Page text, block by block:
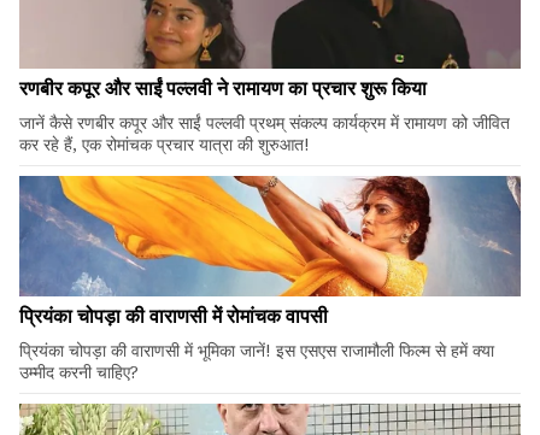
रणबीर कपूर और साईं पल्लवी ने रामायण का प्रचार शुरू किया
जानें कैसे रणबीर कपूर और साईं पल्लवी प्रथम् संकल्प कार्यक्रम में रामायण को जीवित
कर रहे हैं, एक रोमांचक प्रचार यात्रा की शुरुआत!
प्रियंका चोपड़ा की वाराणसी में रोमांचक वापसी
प्रियंका चोपड़ा की वाराणसी में भूमिका जानें! इस एसएस राजामौली फिल्म से हमें क्या
उम्मीद करनी चाहिए?